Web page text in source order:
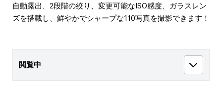
自動露出、2段階の絞り、変更可能なISO感度、ガラスレン
ズを搭載し、鮮やかでシャープな110写真を撮影できます！
閲覧中